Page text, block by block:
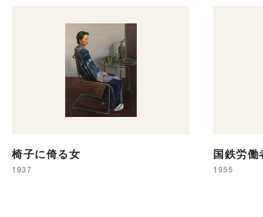
椅子に倚る女
1937
国鉄労
1955